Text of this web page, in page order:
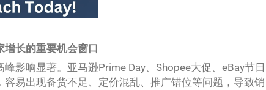
增长的重要机会窗口
影响显著。亚马逊Prime Day、Shopee大促、eBay节日
易出现备货不足、定价混乱、推广错位等问题，导致销